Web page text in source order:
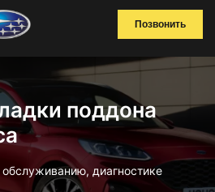
Позвонить
поддона
диагностике